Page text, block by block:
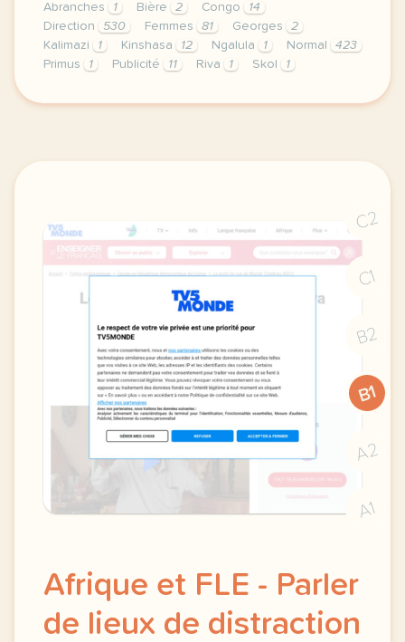
Abranches 1 Bière 2 Congo
14
Direction
530 Femmes 81 Georges
2
Kalimazi
1 Kinshasa 12 Ngalula 1 Normal
423
Primus
1 Publicité 11 Riva 1 Skol 1
didomi host didomi components button cursor
C2
C1
B2
B1
A2
A1
Afrique et FLE - Parler
de lieux de distraction